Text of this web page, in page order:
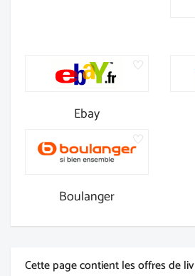
Ebay
Boulanger
Cette page contient les offres de